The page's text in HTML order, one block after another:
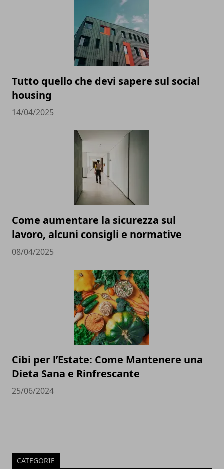
Tutto quello che devi sapere sul social
housing
14/04/2025
Come aumentare la sicurezza sul
lavoro, alcuni consigli e normative
08/04/2025
Cibi per l’Estate: Come Mantenere una
Dieta Sana e Rinfrescante
25/06/2024
CATEGORIE